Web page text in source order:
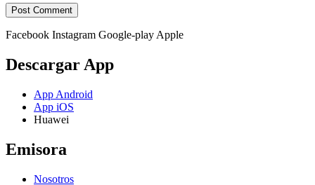
Facebook Instagram Google-play Apple
Descargar App
App Android
App iOS
Huawei
Emisora
Nosotros